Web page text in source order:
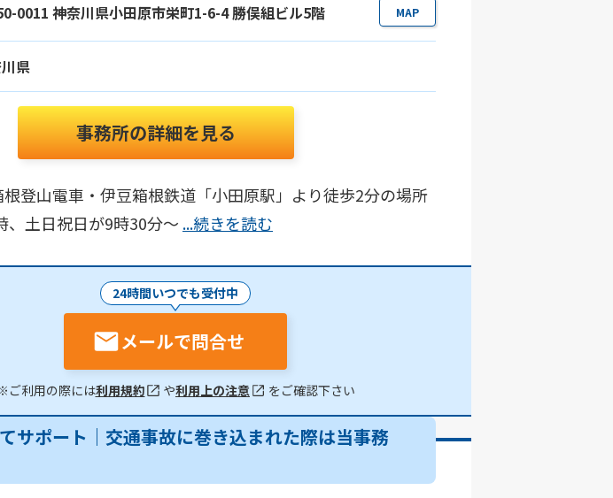
0011 神奈川県小田原市栄町1-6-4 勝俣組ビル5階 MAP
県
事務所の詳細を見る
登山電車・伊豆箱根鉄道「小田原駅」より徒歩2分の場所
、土日祝日が9時30分～ ...続きを読む
24時間いつでも受付中
メールで問合せ
ご利用の際には利用規約 や利用上の注意 をご確認下さい
サポート｜交通事故に巻き込まれた際は当事務